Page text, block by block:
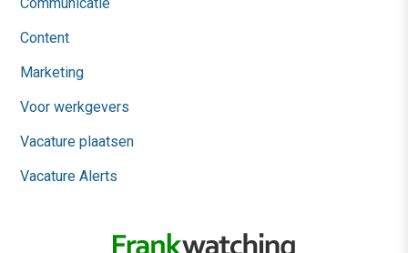
Content
Marketing
Voor werkgevers
Vacature plaatsen
Vacature Alerts